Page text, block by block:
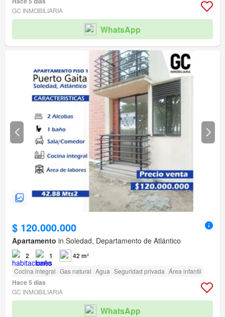
GC INMOBILIARIA
WhatsApp
$ 120.000.000
Apartamento in Soledad, Departamento de Atlántico
2 1 42 m²
Cocina integral Gas natural Agua Seguridad privada Área infantil
Hace 5 días
GC INMOBILIARIA
WhatsApp